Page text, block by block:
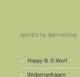
NEUESTE BEITRÄGE
Happy B. E-Wurf
Welpenanfragen